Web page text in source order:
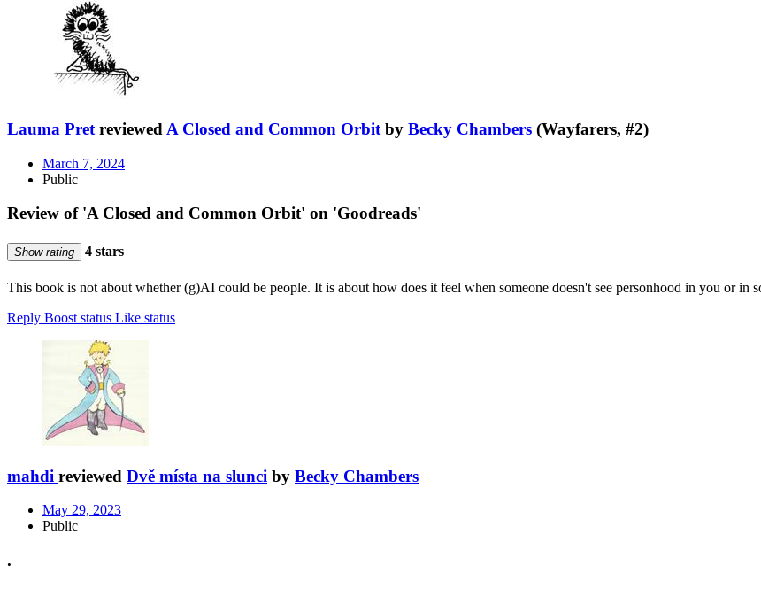
Lauma Pret reviewed A Closed and Common Orbit by Becky Chambers (Wayfarers, #2)
March 7, 2024
Public
Review of 'A Closed and Common Orbit' on 'Goodreads'
Show rating 4 stars
This book is not about whether (g)AI could be people. It is about how does it feel when someone doesn't see personhood in you or in
Reply Boost status Like status
mahdi reviewed Dvě místa na slunci by Becky Chambers
May 29, 2023
Public
.